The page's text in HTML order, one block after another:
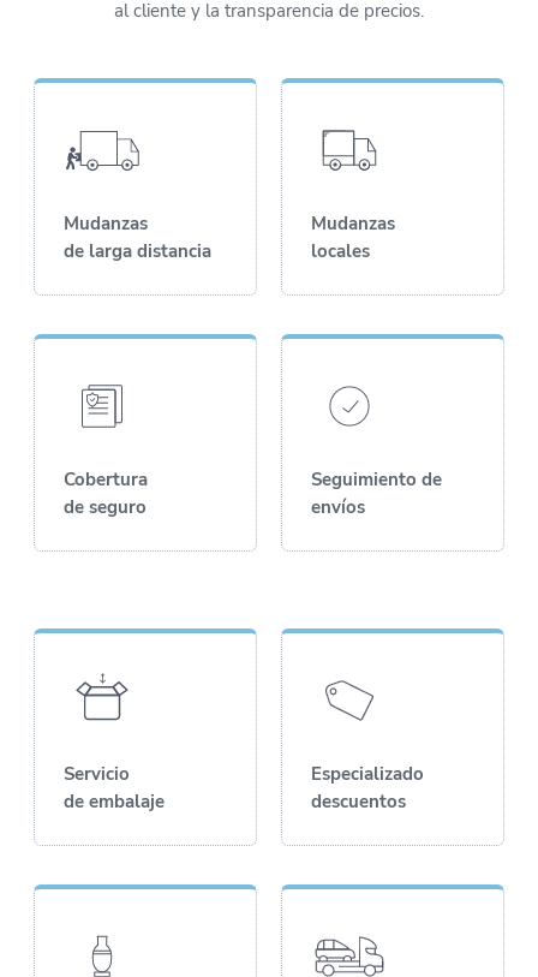
al cliente y la transparencia de precios.
Mudanzas
de larga distancia
Mudanzas
locales
Cobertura
de seguro
Seguimiento de
envíos
Servicio
de embalaje
Especializado
descuentos